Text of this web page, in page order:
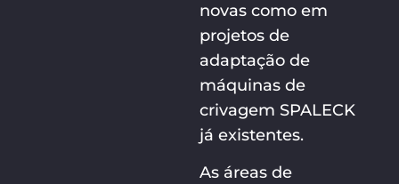
novas como em
projetos de
adaptação de
máquinas de
crivagem SPALECK
já existentes.
As áreas de